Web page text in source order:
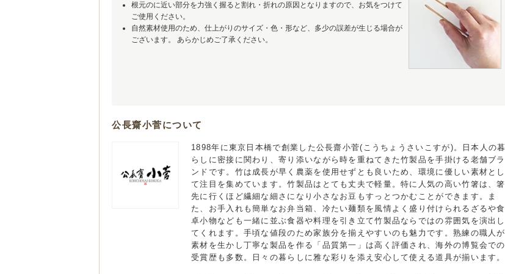
根元のに近い部分を力強く握ると割れ・折れの原因となりますので、お気をつけて
ご使用ください。
自然素材使用のため、仕上がりのサイズ・色・形など、多少の誤差が生じる場合が
ございます。 あらかじめご了承ください。
公長齋小菅について
1898年に東京日本橋で創業した公長齋小菅(こうちょうさいこすが)。日本人の暮
らしに密接に関わり、寄り添いながら時を重ねてきた竹製品を手掛ける老舗ブラ
ンドです。竹は成長が早く農薬を使用せずとも良いため、環境に優しい素材とし
て注目を集めています。竹製品はとても丈夫で軽量。特に人気の高い竹箸は、箸
先に行くほど繊細な細さになり小さなお豆もすっとつかむことができます。ま
た、お手入れも簡単なお弁当箱、冷たい麺類を風情よく盛り付けられるざるや食
卓小物なども一緒に並ぶ食器や料理を引き立て竹製品ならではの雰囲気を演出し
てくれます。手頃な値段のため家族分を揃えやすいのも魅力です。熟練の職人が
素材を生かし丁寧な製品を作る「品質第一」は高く評価され、海外の博覧会での
受賞歴も多数。日々の暮らしに雅な彩りを添え安心して使える道具が揃います。